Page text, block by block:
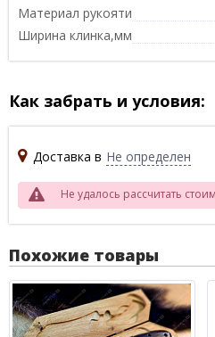
Материал рукояти
Ширина клинка,мм
Как забрать и условия:
Доставка в Не определен
Не удалось рассчитать
Похожие товары